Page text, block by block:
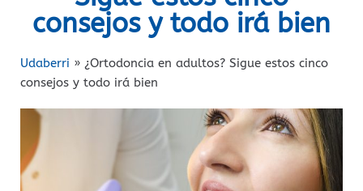
consejos y todo irá bien
Udaberri » ¿Ortodoncia en adultos? Sigue estos cinco
consejos y todo irá bien